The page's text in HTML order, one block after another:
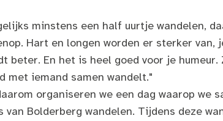
minstens een half uurtje wandelen,
Hart en longen worden er sterker van,
beter. En het is heel goed voor je humeur.
met iemand samen wandelt."
organiseren we een dag waarop we
van Bolderberg wandelen. Tijdens deze